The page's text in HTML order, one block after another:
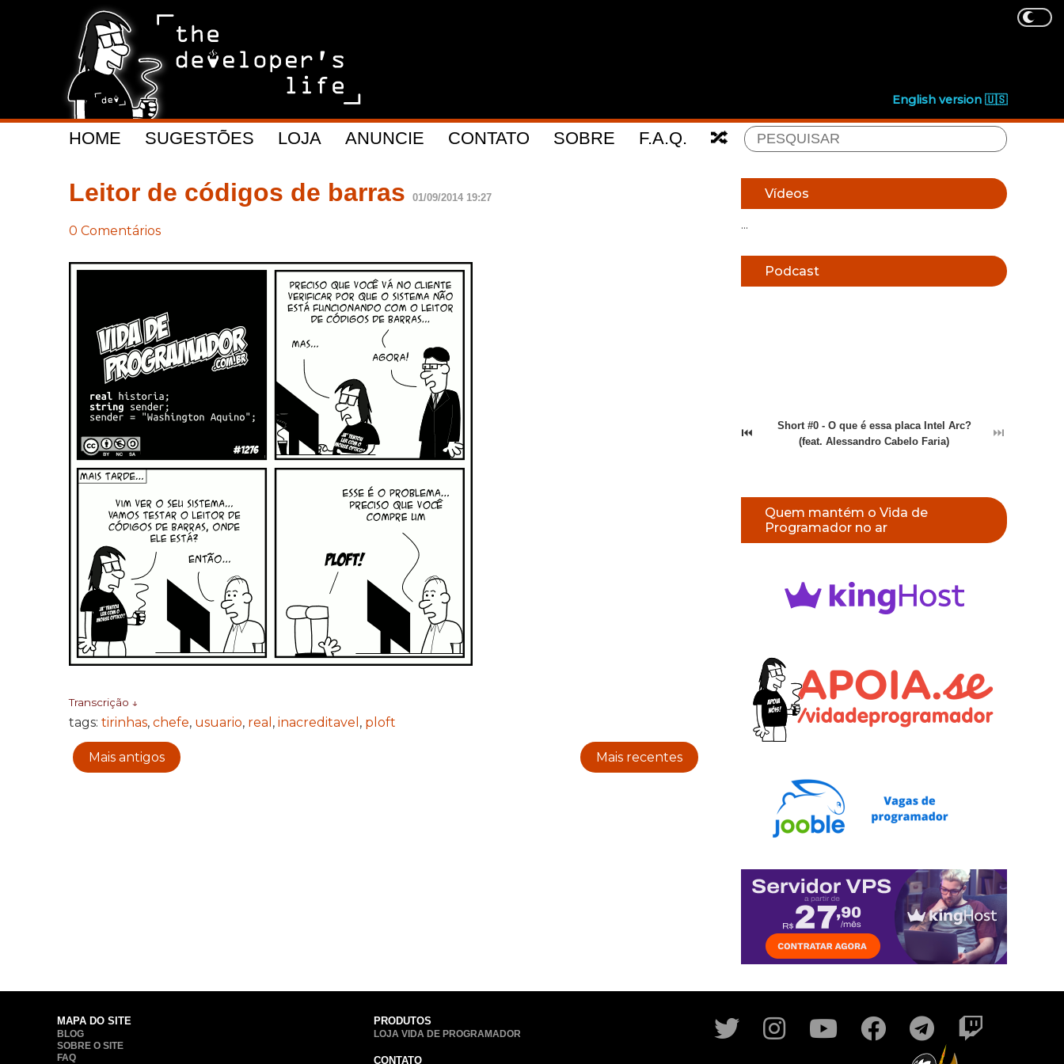
English version 🇺🇸
HOME SUGESTÕES LOJA ANUNCIE CONTATO SOBRE F.A.Q. 🔀
Leitor de códigos de barras 01/09/2014 19:27
0 Comentários
Transcrição ↓
tags: tirinhas, chefe, usuario, real , inacreditavel , ploft
Mais antigos Mais recentes
Vídeos
...
Podcast
⏮
Short #0 - O que é essa placa Intel Arc?
(feat. Alessandro Cabelo Faria)
⏭
Quem mantém o Vida de
Programador no ar
MAPA DO SITE
BLOG
SOBRE O SITE
FAQ
PRODUTOS
LOJA VIDA DE PROGRAMADOR
CONTATO